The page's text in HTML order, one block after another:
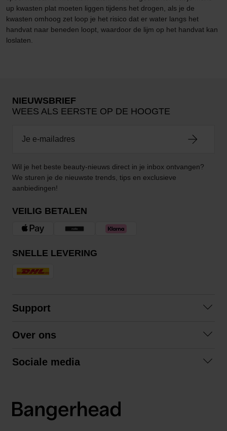
up kwasten plat moeten liggen tijdens het drogen, als je de
kwasten omhoog zet loop je het risico dat er water langs het
handvat naar beneden loopt, waardoor de lijm op het handvat kan
loslaten.
NIEUWSBRIEF
WEES ALS EERSTE OP DE HOOGTE
Wil je het beste beauty-nieuws direct in je inbox ontvangen?
We sturen je de nieuwste trends, tips en exclusieve
aanbiedingen!
VEILIG BETALEN
SNELLE LEVERING
Support
Algemene voorwaarden
Over ons
Sociale media
LinkedIn